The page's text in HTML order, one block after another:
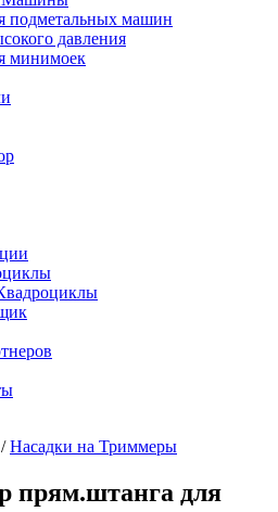
подметальных машин
давления
минимоек
/Насадки на Триммеры
прям.штанга для